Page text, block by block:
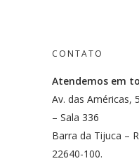
CONTATO
Atendemos em
Av. das Américas,
– Sala 336
Barra da Tijuca –
22640-100.